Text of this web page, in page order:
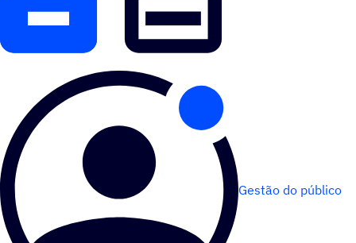
Gestão do público